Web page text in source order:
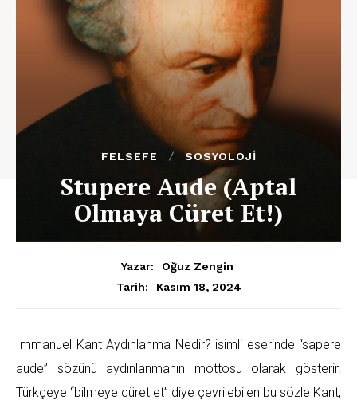
FELSEFE SOSYOLOJI
Stupere Aude (Aptal
Olmaya Cüret Et!)
Yazar:
Oğuz Zengin
Tarih:
Kasım 18, 2024
Immanuel Kant Aydınlanma Nedir? isimli eserinde “sapere
aude” sözünü aydınlanmanın mottosu olarak gösterir.
Türkçeye “bilmeye cüret et” diye çevrilebilen bu sözle Kant,